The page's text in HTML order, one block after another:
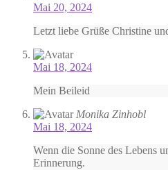
Mai 20, 2024
Letzt liebe Grüße Christine
Mai 18, 2024
Mein Beileid
Monika Zinhobl
Mai 18, 2024
Wenn die Sonne des Lebens
Erinnerung.